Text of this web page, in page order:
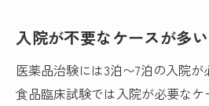
入院が不要なケースが多い
医薬品治験には3泊〜7泊の入院が
食品臨床試験では入院が必要なケ